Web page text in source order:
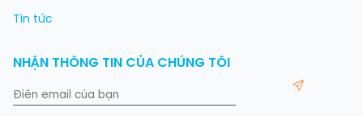
Tin tức
NHẬN THÔNG TIN CỦA CHÚNG TÔI